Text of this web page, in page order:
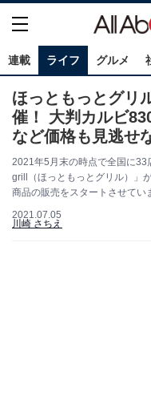
連載 ライフ グルメ
ほっともっとグリ
催！ 大判カルビ
など価格も見逃せ
2021年5月末の時点で全国に33
grill（ほっともっとグリル）」
商品の販売をスタートさせてい
2021.07.05
川崎 さちえ